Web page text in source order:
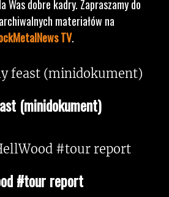
Was dobre kadry. Zapraszamy do
materiałów na
TV.
(minidokument)
#tour report